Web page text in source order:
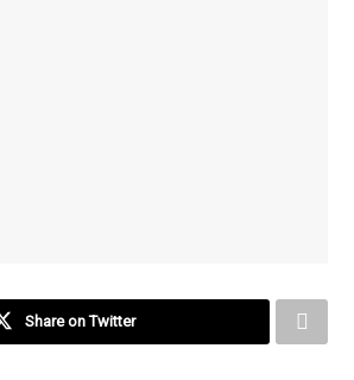
Share on Twitter